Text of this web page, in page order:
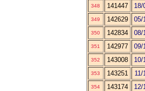
348 141447 18/
349 142629 05/
350 142834 08/
351 142977 09/
352 143008 10/
353 143251 11/
354 143174 12/